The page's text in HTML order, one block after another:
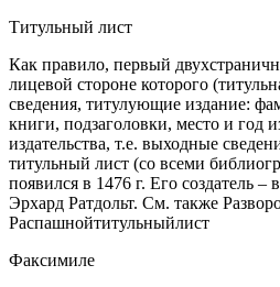
Титульный лист
Как правило, первый
лицевой стороне которого
сведения, титулующие издание:
книги, подзаголовки, место и год
издательства, т.е. выходные
титульный лист (со всеми
появился в 1476 г. Его создатель
Эрхард Ратдольт. См. также
Распашнойтитульныйлист
Факсимиле